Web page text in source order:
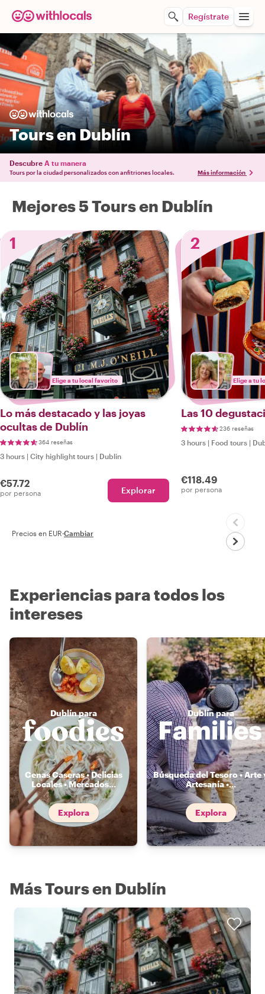
Regístrate
Tours en Dublín
Descubre A tu manera
Tours por la ciudad personalizados con anfitriones locales. Más información
Mejores 5 Tours en Dublín
1
Elige a tu local favorito
Lo más destacado y las joyas
ocultas de Dublín
364 reseñas
3 hours | City highlight tours | Dublin
€57.72
por persona Explorar
2
Elige a tu
Las 10
236 reseñas
3 hours | Food tours |
€118.49
por persona
Precios en EUR·Cambiar
Experiencias para todos los
intereses
Dublín para
Cenas Caseras • Delicias
Locales • Mercados...
Explora
Dublín para
Búsqueda del Tesoro • Arte
Artesanía •...
Explora
Más Tours en Dublín